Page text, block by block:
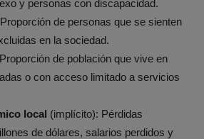
y personas con discapacidad.
de personas que se sienten
en la sociedad.
de población que vive en
o con acceso limitado a servicios
local (implícito): Pérdidas
de dólares, salarios perdidos y